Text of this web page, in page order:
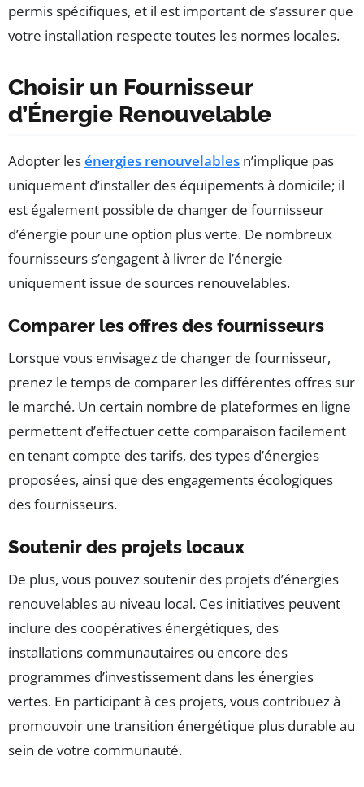
permis spécifiques, et il est important de s’assurer que
votre installation respecte toutes les normes locales.
Choisir un Fournisseur
d’Énergie Renouvelable
Adopter lesénergies renouvelables n’implique pas
uniquement d’installer des équipements à domicile; il
est également possible de changer de fournisseur
d’énergie pour une option plus verte. De nombreux
fournisseurs s’engagent à livrer de l’énergie
uniquement issue de sources renouvelables.
Comparer les offres des fournisseurs
Lorsque vous envisagez de changer de fournisseur,
prenez le temps de comparer les différentes offres sur
le marché. Un certain nombre de plateformes en ligne
permettent d’effectuer cette comparaison facilement
en tenant compte des tarifs, des types d’énergies
proposées, ainsi que des engagements écologiques
des fournisseurs.
Soutenir des projets locaux
De plus, vous pouvez soutenir des projets d’énergies
renouvelables au niveau local. Ces initiatives peuvent
inclure des coopératives énergétiques, des
installations communautaires ou encore des
programmes d’investissement dans les énergies
vertes. En participant à ces projets, vous contribuez à
promouvoir une transition énergétique plus durable au
sein de votre communauté.